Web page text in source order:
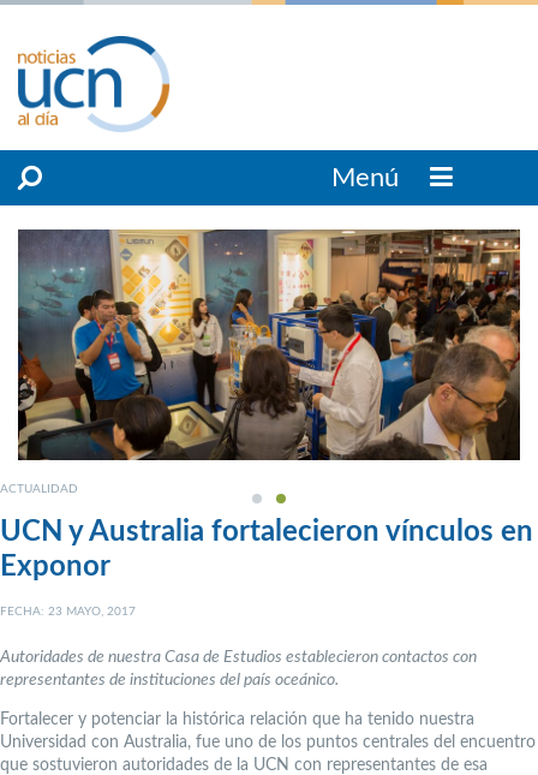
Menú
ACTUALIDAD
UCN y Australia fortalecieron vínculos en
Exponor
FECHA: 23 MAYO, 2017
Autoridades de nuestra Casa de Estudios establecieron contactos con
representantes de instituciones del país oceánico.
Fortalecer y potenciar la histórica relación que ha tenido nuestra
Universidad con Australia, fue uno de los puntos centrales del encuentro
que sostuvieron autoridades de la UCN con representantes de esa